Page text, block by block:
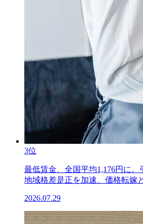
3位
最低賃金、全国平均1,176円に。
地域格差是正を加速、価格転嫁
2026.07.29